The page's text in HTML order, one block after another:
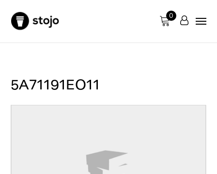
0
5A71191EO11